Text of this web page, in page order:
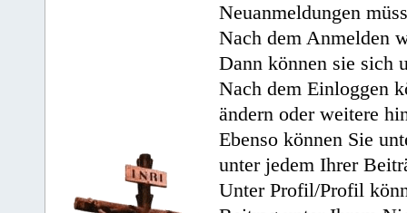
Neuanmeldungen
Nach dem Anmelden
Dann können sie sich
Nach dem Einloggen
ändern oder weitere
Ebenso können Sie
unter jedem Ihrer
Unter Profil/Profil